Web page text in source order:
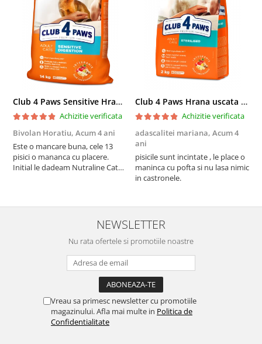
Club 4 Paws Sensitive Hrana uscata pisici adulte, 14kg
Achizitie verificata
Bivolan Horatiu, Acum 4 ani
Este o mancare buna, cele 13
pisici o mananca cu placere.
Initial le dadeam Nutraline Cat
nu o mananca cu placere. Eu
sunt multumit si voi continua cu
Club 4 Paws Hrana uscata pisici sterilizate, 2kg
Achizitie verificata
adascalitei mariana, Acum 4
ani
pisicile sunt incintate , le place o
maninca cu pofta si nu lasa nimic
in castronele.
NEWSLETTER
Nu rata ofertele si promotiile noastre
Vreau sa primesc newsletter cu promotiile
magazinului. Afla mai multe in Politica de
Confidentialitate